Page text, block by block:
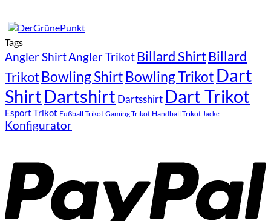
Tags
Angler ShirtAngler TrikotBillard ShirtBillard
TrikotBowling Shirt Bowling Trikot Dart
ShirtDartshirt Dartsshirt Dart Trikot
Esport Trikot Fußball Trikot Gaming Trikot Handball Trikot Jacke
Konfigurator